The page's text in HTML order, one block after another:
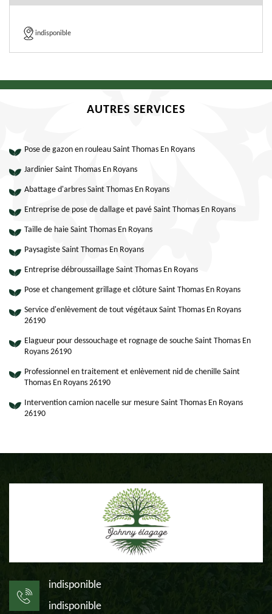
indisponible
AUTRES SERVICES
Pose de gazon en rouleau Saint Thomas En Royans
Jardinier Saint Thomas En Royans
Abattage d'arbres Saint Thomas En Royans
Entreprise de pose de dallage et pavé Saint Thomas En Royans
Taille de haie Saint Thomas En Royans
Paysagiste Saint Thomas En Royans
Entreprise débroussaillage Saint Thomas En Royans
Pose et changement grillage et clôture Saint Thomas En Royans
Service d'enlèvement de tout végétaux Saint Thomas En Royans
26190
Elagueur pour dessouchage et rognage de souche Saint Thomas En
Royans 26190
Professionnel en traitement et enlèvement nid de chenille Saint
Thomas En Royans 26190
Intervention camion nacelle sur mesure Saint Thomas En Royans
26190
indisponible
indisponible